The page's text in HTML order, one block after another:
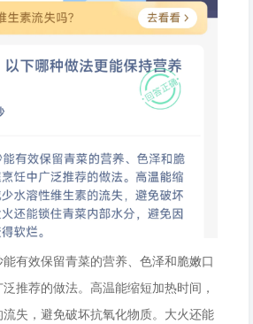
有效保留青菜的营养、色泽和脆嫩口
推荐的做法。高温能缩短加热时间，
失，避免破坏抗氧化物质。大火还能